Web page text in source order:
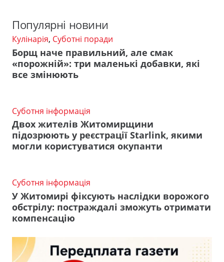
Популярні новини
Кулінарія, Суботні поради
Борщ наче правильний, але смак
«порожній»: три маленькі добавки, які
все змінюють
Суботня інформація
Двох жителів Житомирщини
підозрюють у реєстрації Starlink, якими
могли користуватися окупанти
Суботня інформація
У Житомирі фіксують наслідки ворожого
обстрілу: постраждалі зможуть отримати
компенсацію